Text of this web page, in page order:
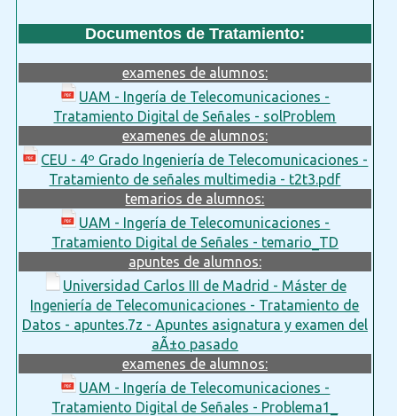
Documentos de Tratamiento:
examenes de alumnos:
UAM - Ingería de Telecomunicaciones -
Tratamiento Digital de Señales - solProblem
examenes de alumnos:
CEU - 4º Grado Ingeniería de Telecomunicaciones -
Tratamiento de señales multimedia - t2t3.pdf
temarios de alumnos:
UAM - Ingería de Telecomunicaciones -
Tratamiento Digital de Señales - temario_TD
apuntes de alumnos:
Universidad Carlos III de Madrid - Máster de
Ingeniería de Telecomunicaciones - Tratamiento de
Datos - apuntes.7z - Apuntes asignatura y examen del
aÃ±o pasado
examenes de alumnos:
UAM - Ingería de Telecomunicaciones -
Tratamiento Digital de Señales - Problema1_